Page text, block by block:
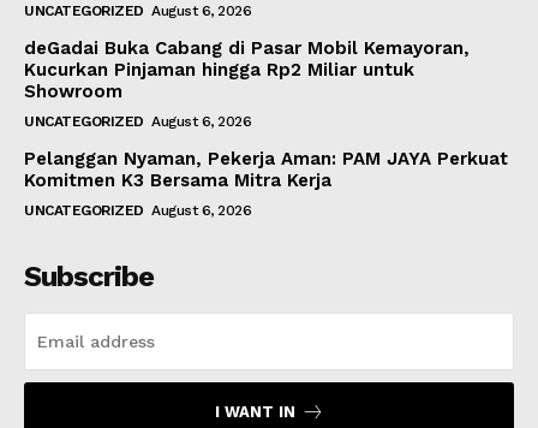
UNCATEGORIZED August 6, 2026
deGadai Buka Cabang di Pasar Mobil Kemayoran,
Kucurkan Pinjaman hingga Rp2 Miliar untuk
Showroom
UNCATEGORIZED August 6, 2026
Pelanggan Nyaman, Pekerja Aman: PAM JAYA Perkuat
Komitmen K3 Bersama Mitra Kerja
UNCATEGORIZED August 6, 2026
Subscribe
I WANT IN